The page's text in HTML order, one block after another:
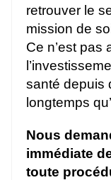
retrouver le
mission de
Ce n’est pas
santé depuis
longtemps
Nous
immédiate
toute